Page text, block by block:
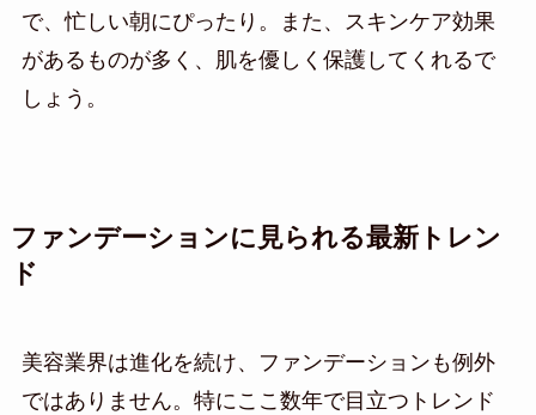
で、忙しい朝にぴったり。また、スキンケア効果
があるものが多く、肌を優しく保護してくれるで
しょう。
ファンデーションに見られる最新トレン
ド
美容業界は進化を続け、ファンデーションも例外
ではありません。特にここ数年で目立つトレンド